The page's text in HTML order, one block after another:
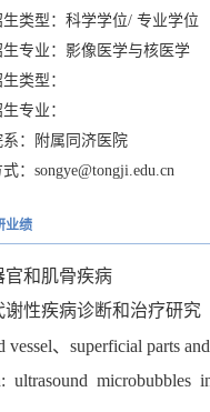
类型：科学学位/ 专业学位
专业：影像医学与核医学
类型：
专业：
系：附属同济医院
：songye@tongji.edu.cn
业绩
官和肌骨疾病
性疾病诊断和治疗研究
vessel、 superficial parts
ultrasound microbubbles